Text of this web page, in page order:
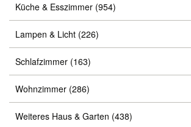
Küche & Esszimmer (954)
Lampen & Licht (226)
Schlafzimmer (163)
Wohnzimmer (286)
Weiteres Haus & Garten (438)